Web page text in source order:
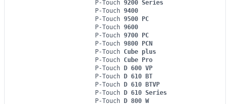
P-Touch 9200 Series
P-Touch 9400
P-Touch 9500 PC
P-Touch 9600
P-Touch 9700 PC
P-Touch 9800 PCN
P-Touch Cube plus
P-Touch Cube Pro
P-Touch D 600 VP
P-Touch D 610 BT
P-Touch D 610 BTVP
P-Touch D 610 Series
P-Touch D 800 W